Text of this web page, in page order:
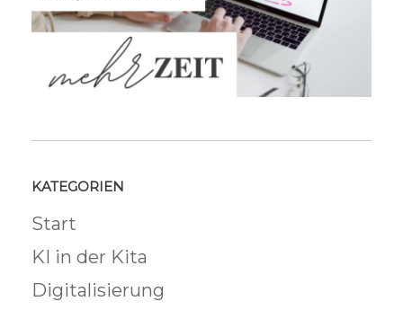
KATEGORIEN
Start
KI in der Kita
Digitalisierung